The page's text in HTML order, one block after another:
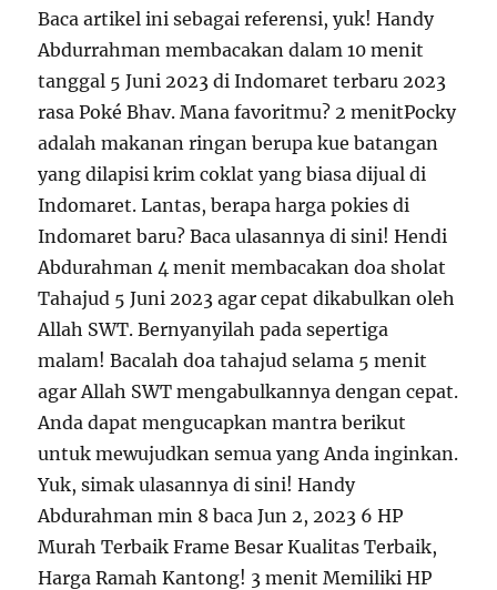
Baca artikel ini sebagai referensi, yuk! Handy
Abdurrahman membacakan dalam 10 menit
tanggal 5 Juni 2023 di Indomaret terbaru 2023
rasa Poké Bhav. Mana favoritmu? 2 menitPocky
adalah makanan ringan berupa kue batangan
yang dilapisi krim coklat yang biasa dijual di
Indomaret. Lantas, berapa harga pokies di
Indomaret baru? Baca ulasannya di sini! Hendi
Abdurahman 4 menit membacakan doa sholat
Tahajud 5 Juni 2023 agar cepat dikabulkan oleh
Allah SWT. Bernyanyilah pada sepertiga
malam! Bacalah doa tahajud selama 5 menit
agar Allah SWT mengabulkannya dengan cepat.
Anda dapat mengucapkan mantra berikut
untuk mewujudkan semua yang Anda inginkan.
Yuk, simak ulasannya di sini! Handy
Abdurahman min 8 baca Jun 2, 2023 6 HP
Murah Terbaik Frame Besar Kualitas Terbaik,
Harga Ramah Kantong! 3 menit Memiliki HP